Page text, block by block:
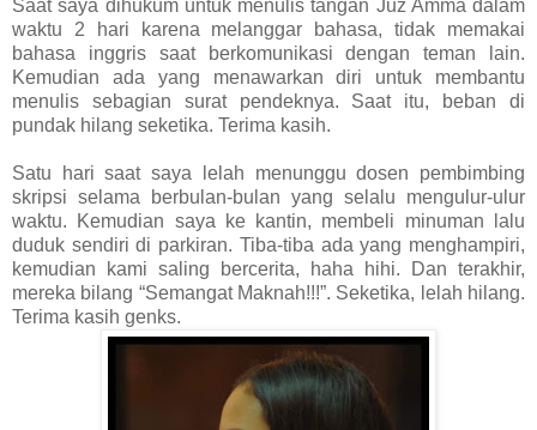
Saat saya dihukum untuk menulis tangan Juz Amma dalam
waktu 2 hari karena melanggar bahasa, tidak memakai
bahasa inggris saat berkomunikasi dengan teman lain.
Kemudian ada yang menawarkan diri untuk membantu
menulis sebagian surat pendeknya. Saat itu, beban di
pundak hilang seketika. Terima kasih.
Satu hari saat saya lelah menunggu dosen pembimbing
skripsi selama berbulan-bulan yang selalu mengulur-ulur
waktu. Kemudian saya ke kantin, membeli minuman lalu
duduk sendiri di parkiran. Tiba-tiba ada yang menghampiri,
kemudian kami saling bercerita, haha hihi. Dan terakhir,
mereka bilang “Semangat Maknah!!!”. Seketika, lelah hilang.
Terima kasih genks.